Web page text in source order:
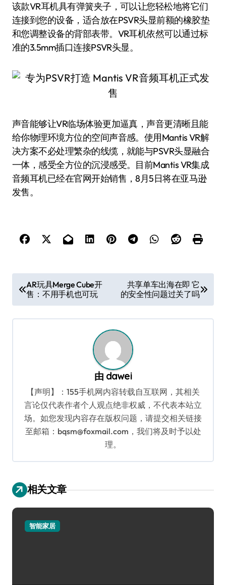
该款VR耳机具有弹簧夹子，可以让您轻松地将它们
连接到您的设备，适合放在PSVR头显前额的橡胶垫
和您调整设备的背部表带。VR耳机依然可以通过标
准的3.5mm插口连接PSVR头显。
声音能够让VR临场体验更加逼真，声音更清晰且能
给你物理环境方位的空间声音感。使用Mantis VR解
决方案不必处理繁杂的线缆，就能与PSVR头显融合
一体，感受全方位的沉浸感受。目前Mantis VR集成
音频耳机已经在官网开始销售，8月5日将在亚马逊
发售。
章
导
AR玩具Merge Cube开
售：不用手机也可玩
共享单车出海在即 它
的安全性问题过关了吗
由 dawei
【声明】：155手机网内容转载自互联网，其相关
言论仅代表作者个人观点绝非权威，不代表本站立
场。如您发现内容存在版权问题，请提交相关链接
至邮箱：bqsm@foxmail.com，我们将及时予以处
理。
相关文章
智能家居